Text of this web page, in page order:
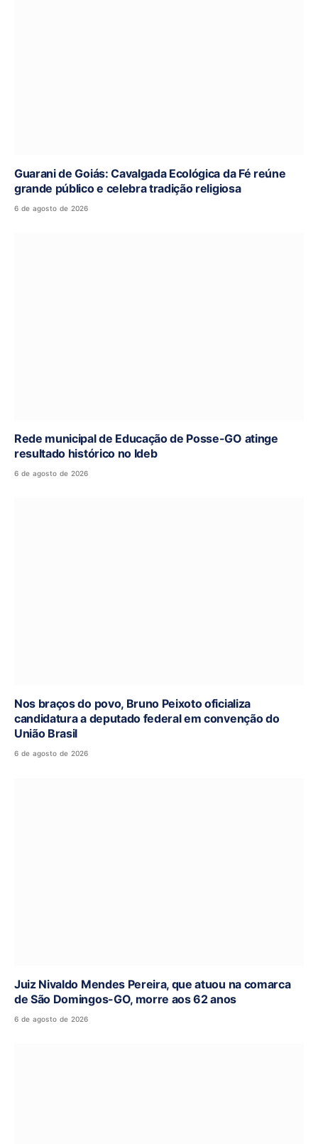
Guarani de Goiás: Cavalgada Ecológica da Fé reúne
grande público e celebra tradição religiosa
6 de agosto de 2026
Rede municipal de Educação de Posse-GO atinge
resultado histórico no Ideb
6 de agosto de 2026
Nos braços do povo, Bruno Peixoto oficializa
candidatura a deputado federal em convenção do
União Brasil
6 de agosto de 2026
Juiz Nivaldo Mendes Pereira, que atuou na comarca
de São Domingos-GO, morre aos 62 anos
6 de agosto de 2026